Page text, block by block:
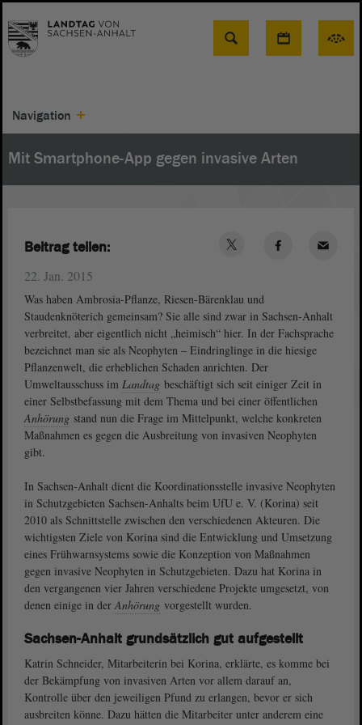
Suche
Navigation
Mit Smartphone-App gegen invasive Arten
22. Jan. 2015
Was haben Ambrosia-Pflanze, Riesen-Bärenklau und
Staudenknöterich gemeinsam? Sie alle sind zwar in Sachsen-Anhalt
verbreitet, aber eigentlich nicht „heimisch“ hier. In der Fachsprache
bezeichnet man sie als Neophyten – Eindringlinge in die hiesige
Pflanzenwelt, die erheblichen Schaden anrichten. Der
Umweltausschuss im Landtag beschäftigt sich seit einiger Zeit in
einer Selbstbefassung mit dem Thema und bei einer öffentlichen
Anhörung stand nun die Frage im Mittelpunkt, welche konkreten
Maßnahmen es gegen die Ausbreitung von invasiven Neophyten
gibt.
In Sachsen-Anhalt dient die Koordinationsstelle invasive Neophyten
in Schutzgebieten Sachsen-Anhalts beim UfU e. V. (Korina) seit
2010 als Schnittstelle zwischen den verschiedenen Akteuren. Die
wichtigsten Ziele von Korina sind die Entwicklung und Umsetzung
eines Frühwarnsystems sowie die Konzeption von Maßnahmen
gegen invasive Neophyten in Schutzgebieten. Dazu hat Korina in
den vergangenen vier Jahren verschiedene Projekte umgesetzt, von
denen einige in derAnhörung vorgestellt wurden.
Sachsen-Anhalt grundsätzlich gut aufgestellt
Katrin Schneider, Mitarbeiterin bei Korina, erklärte, es komme bei
der Bekämpfung von invasiven Arten vor allem darauf an,
Kontrolle über den jeweiligen Pfund zu erlangen, bevor er sich
ausbreiten könne. Dazu hätten die Mitarbeiter unter anderem eine
Beitrag teilen: